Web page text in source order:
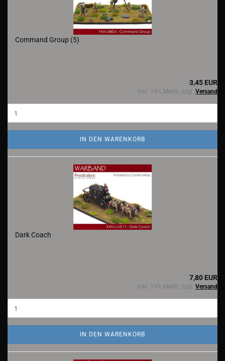
Command Group (5)
3,45 EUR
inkl. 19% MwSt. zzgl. Versand
IN DEN WARENKORB
Dark Coach
7,80 EUR
inkl. 19% MwSt. zzgl. Versand
IN DEN WARENKORB